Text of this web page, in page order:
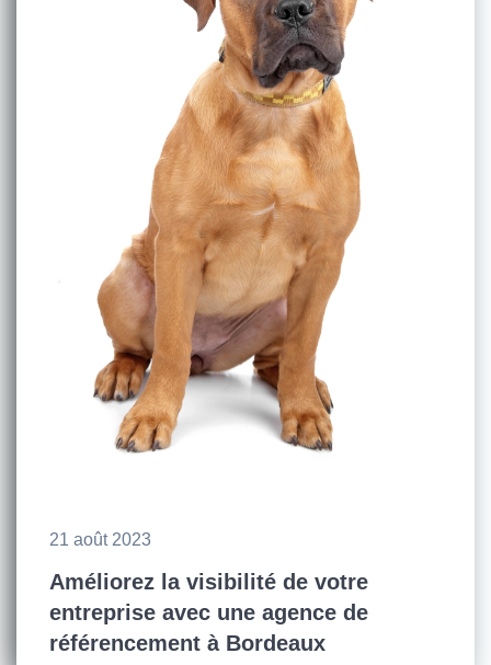
21 août 2023
Améliorez la visibilité de votre
entreprise avec une agence de
référencement à Bordeaux